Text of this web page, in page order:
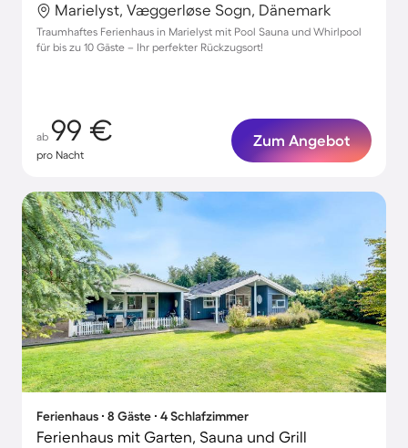
Marielyst, Væggerløse Sogn, Dänemark
Traumhaftes Ferienhaus in Marielyst mit Pool Sauna und Whirlpool
für bis zu 10 Gäste – Ihr perfekter Rückzugsort!
ab 99 €
pro Nacht
Zum Angebot
Ferienhaus ∙ 8 Gäste ∙ 4 Schlafzimmer
Ferienhaus mit Garten, Sauna und Grill